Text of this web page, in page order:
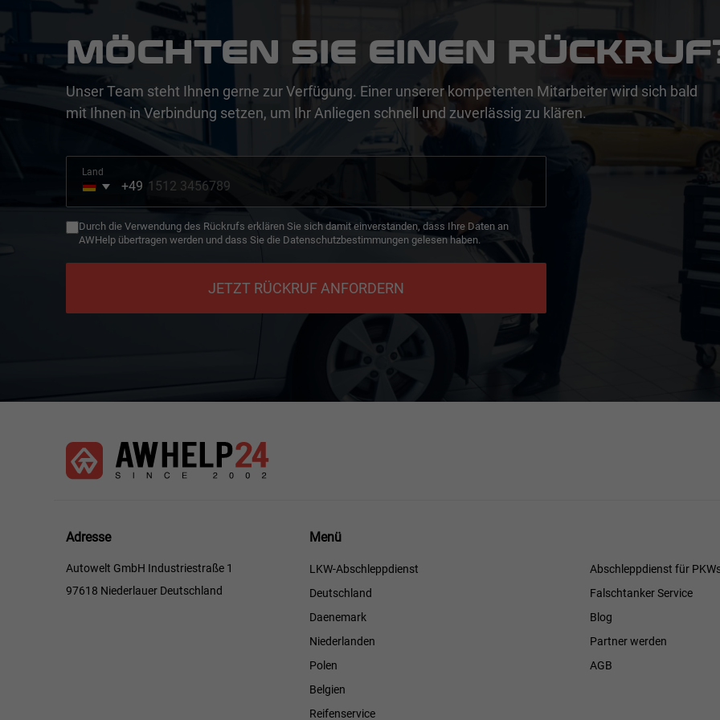
MÖCHTEN SIE EINEN
Unser Team steht Ihnen gerne zur Verfügung. Einer unserer kompetenten Mitarbeiter wird sich bald
mit Ihnen in Verbindung setzen, um Ihr Anliegen schnell und zuverlässig zu klären.
Land
Germany
+49
+49
Durch die Verwendung des Rückrufs erklären Sie sich damit einverstanden, dass Ihre Daten an
AWHelp übertragen werden und dass Sie die Datenschutzbestimmungen gelesen haben.
JETZT RÜCKRUF ANFORDERN
Adresse
Autowelt GmbH Industriestraße 1
97618 Niederlauer Deutschland
Menü
Menü
LKW-Abschleppdienst
Deutschland
Daenemark
Niederlanden
Polen
Belgien
Reifenservice
Abschleppdienst für
Falschtanker Service
Blog
Partner werden
AGB